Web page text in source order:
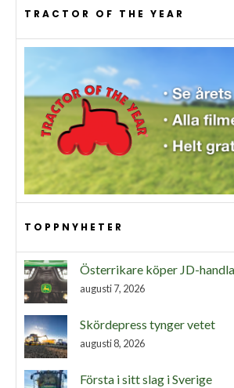
TRACTOR OF THE YEAR
TOPPNYHETER
Österrikare köper JD-
augusti 7, 2026
Skördepress tynger vetet
augusti 8, 2026
Första i sitt slag i Sverige